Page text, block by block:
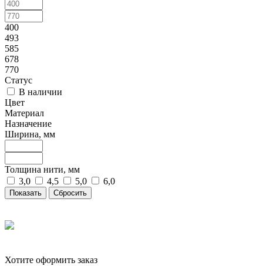
400
493
585
678
770
Статус
В наличии
Цвет
Материал
Назначение
Ширина, мм
Толщина нити, мм
3,0
4,5 5,0 6,0
Сбросить
Хотите оформить заказ